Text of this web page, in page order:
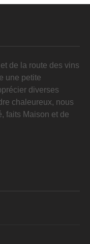
de la route des vins
une petite
diverses
chaleureux, nous
faits Maison et de